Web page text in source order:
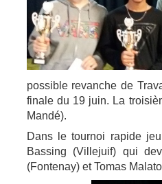
possible revanche de
finale du 19 juin. La
Mandé).
Dans le tournoi rapide
Bassing (Villejuif) qui
(Fontenay) et Tomas